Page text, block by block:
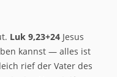
Luk 9,23+24 Jesus
kannst — alles ist
rief der Vater des